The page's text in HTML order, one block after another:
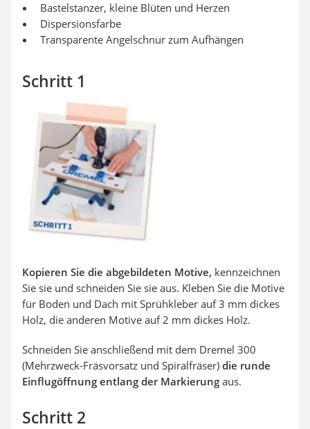
Bastelstanzer, kleine Blüten und Herzen
Dispersionsfarbe
Transparente Angelschnur zum Aufhängen
Schritt 1
Kopieren Sie die abgebildeten Motive, kennzeichnen
Sie sie und schneiden Sie sie aus. Kleben Sie die Motive
für Boden und Dach mit Sprühkleber auf 3 mm dickes
Holz, die anderen Motive auf 2 mm dickes Holz.
Schneiden Sie anschließend mit dem Dremel 300
(Mehrzweck-Fräsvorsatz und Spiralfräser) die runde
Einflugöffnung entlang der Markierung aus.
Schritt 2